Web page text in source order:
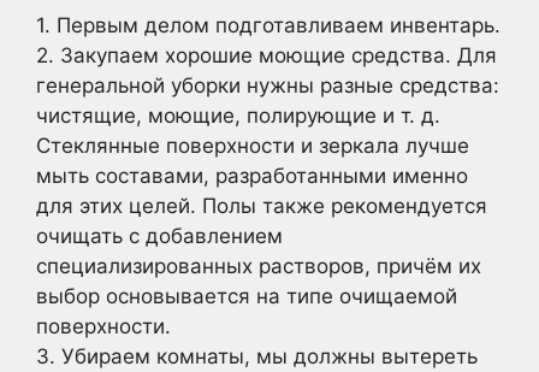
1. Первым делом подготавливаем инвентарь.
2. Закупаем хорошие моющие средства. Для
генеральной уборки нужны разные средства:
чистящие, моющие, полирующие и т. д.
Стеклянные поверхности и зеркала лучше
мыть составами, разработанными именно
для этих целей. Полы также рекомендуется
очищать с добавлением
специализированных растворов, причём их
выбор основывается на типе очищаемой
поверхности.
3. Убираем комнаты, мы должны вытереть